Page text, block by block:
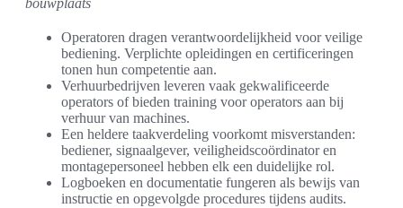
bouwplaats
Operatoren dragen verantwoordelijkheid voor veilige
bediening. Verplichte opleidingen en certificeringen
tonen hun competentie aan.
Verhuurbedrijven leveren vaak gekwalificeerde
operators of bieden training voor operators aan bij
verhuur van machines.
Een heldere taakverdeling voorkomt misverstanden:
bediener, signaalgever, veiligheidscoördinator en
montagepersoneel hebben elk een duidelijke rol.
Logboeken en documentatie fungeren als bewijs van
instructie en opgevolgde procedures tijdens audits.